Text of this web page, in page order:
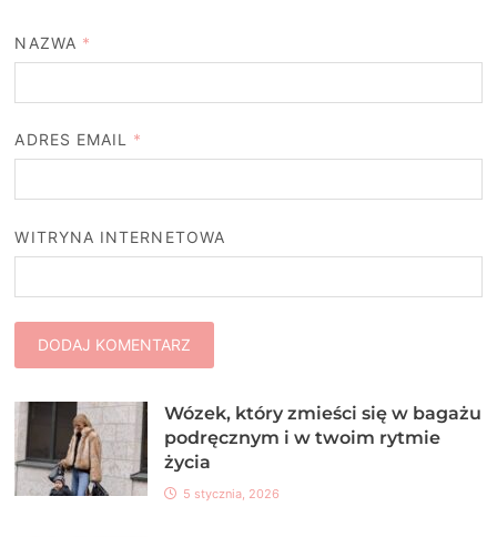
NAZWA *
ADRES EMAIL *
WITRYNA INTERNETOWA
Wózek, który zmieści się w bagażu
podręcznym i w twoim rytmie
życia
5 stycznia, 2026